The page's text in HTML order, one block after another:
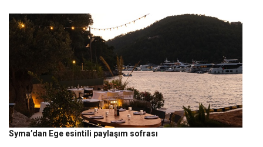
Syma’dan Ege esintili paylaşım sofrası